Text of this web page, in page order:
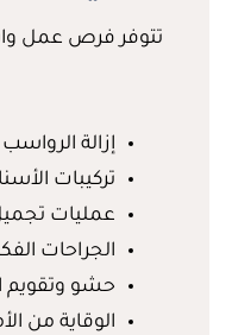
تتوفر فرص عمل
إزالة
تركيبات
عمليات
الجراحات
حشو وتقويم
الوقاية من